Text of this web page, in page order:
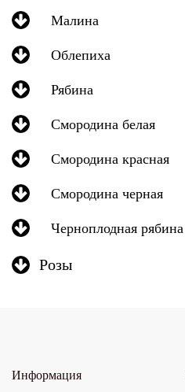
Малина
Облепиха
Рябина
Смородина белая
Смородина красная
Смородина черная
Черноплодная рябина
Розы
Информация